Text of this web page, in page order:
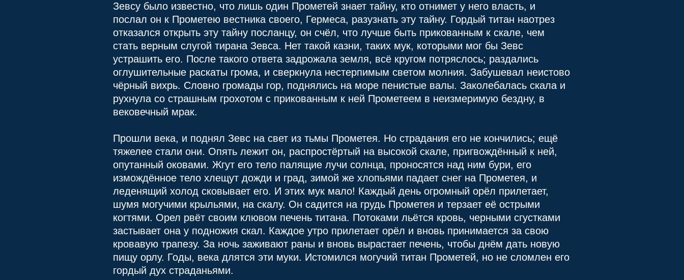
Зевсу было известно, что лишь один Прометей знает тайну, кто отнимет у него власть, и
послал он к Прометею вестника своего, Гермеса, разузнать эту тайну. Гордый титан наотрез
отказался открыть эту тайну посланцу, он счёл, что лучше быть прикованным к скале, чем
стать верным слугой тирана Зевса. Нет такой казни, таких мук, которыми мог бы Зевс
устрашить его. После такого ответа задрожала земля, всё кругом потряслось; раздались
оглушительные раскаты грома, и сверкнула нестерпимым светом молния. Забушевал неистово
чёрный вихрь. Словно громады гор, поднялись на море пенистые валы. Заколебалась скала и
рухнула со страшным грохотом с прикованным к ней Прометеем в неизмеримую бездну, в
вековечный мрак.
Прошли века, и поднял Зевс на свет из тьмы Прометея. Но страдания его не кончились; ещё
тяжелее стали они. Опять лежит он, распростёртый на высокой скале, пригвождённый к ней,
опутанный оковами. Жгут его тело палящие лучи солнца, проносятся над ним бури, его
измождённое тело хлещут дожди и град, зимой же хлопьями падает снег на Прометея, и
леденящий холод сковывает его. И этих мук мало! Каждый день огромный орёл прилетает,
шумя могучими крыльями, на скалу. Он садится на грудь Прометея и терзает её острыми
когтями. Орел рвёт своим клювом печень титана. Потоками льётся кровь, черными сгустками
застывает она у подножия скал. Каждое утро прилетает орёл и вновь принимается за свою
кровавую трапезу. За ночь заживают раны и вновь вырастает печень, чтобы днём дать новую
пищу орлу. Годы, века длятся эти муки. Истомился могучий титан Прометей, но не сломлен его
гордый дух страданьями.